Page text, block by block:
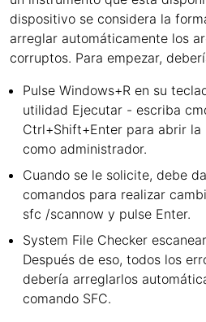
dispositivo se considera la
arreglar automáticamente los
corruptos. Para empezar,
Pulse Windows+R en su
utilidad Ejecutar - escriba
Ctrl+Shift+Enter para abrir la
como administrador.
Cuando se le solicite, debe
comandos para realizar
sfc /scannow y pulse Enter.
System File Checker
Después de eso, todos los
debería arreglarlos
comando SFC.